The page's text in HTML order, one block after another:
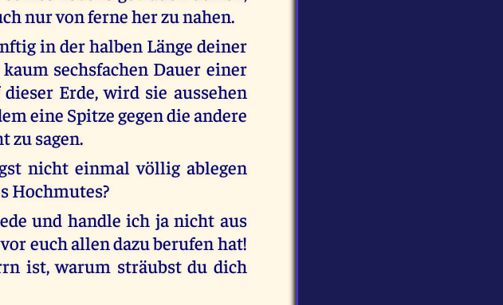
nur von ferne her zu nahen.
in der halben Länge deiner
sechsfachen Dauer einer
Erde, wird sie aussehen
eine Spitze gegen die andere
zu sagen.
nicht einmal völlig ablegen
Hochmutes?
und handle ich ja nicht aus
euch allen dazu berufen hat!
ist, warum sträubst du dich